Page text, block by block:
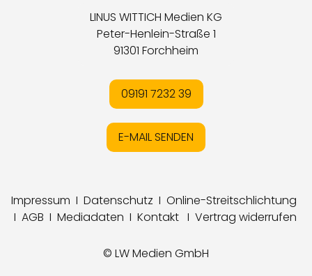
LINUS WITTICH Medien KG
Peter-Henlein-Straße 1
91301 Forchheim
09191 7232 39
E-MAIL SENDEN
Impressum I Datenschutz I Online-Streitschlichtung
I AGB I Mediadaten I Kontakt I Vertrag widerrufen
© LW Medien GmbH